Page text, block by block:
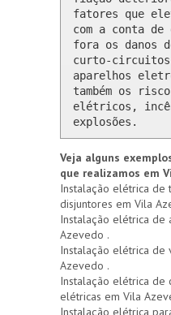
fatores que
com a conta
fora os danos
curto-circuitos,
aparelhos
também os
elétricos,
explosões.
Veja alguns
que realizamos em
Instalação elétrica de
disjuntores em Vila
Instalação elétrica de
Azevedo .
Instalação elétrica de
Azevedo .
Instalação elétrica de
elétricas em Vila
Instalação elétrica